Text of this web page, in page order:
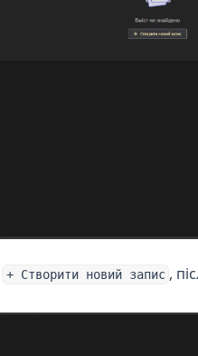
+ Створити новий запис ,